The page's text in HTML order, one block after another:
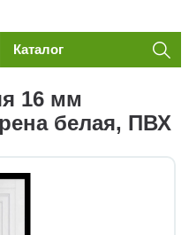
Каталог
16 мм
белая, ПВХ